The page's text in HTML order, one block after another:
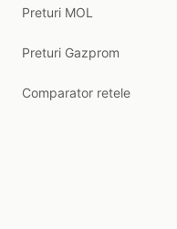
Preturi MOL
Preturi Gazprom
Comparator retele